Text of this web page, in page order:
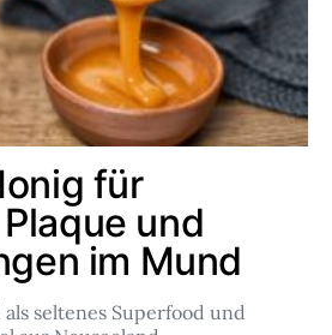
für
und
im Mund
seltenes Superfood und